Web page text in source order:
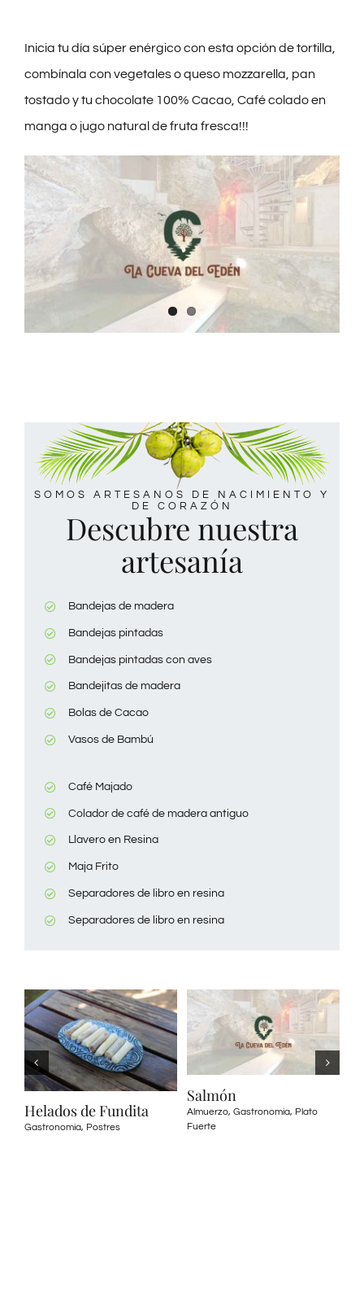
CONTACTO
Inicia tu día súper enérgico con esta opción de tortilla,
combínala con vegetales o queso mozzarella, pan
tostado y tu chocolate 100% Cacao, Café colado en
manga o jugo natural de fruta fresca!!!
SOMOS ARTESANOS DE NACIMIENTO Y
DE CORAZÓN
Descubre nuestra
artesanía
Bandejas de madera
Bandejas pintadas
Bandejas pintadas con aves
Bandejitas de madera
Bolas de Cacao
Vasos de Bambú
Café Majado
Colador de café de madera antiguo
Llavero en Resina
Maja Frito
Separadores de libro en resina
Separadores de libro en resina
Helados de Fundita
Gastronomia, Postres
Salmón
Almuerzo, Gastronomia, Plato
Fuerte